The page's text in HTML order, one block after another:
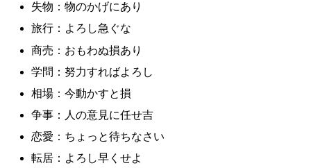
失物：物のかげにあり
旅行：よろし急ぐな
商売：おもわぬ損あり
学問：努力すればよろし
相場：今動かすと損
争事：人の意見に任せ吉
恋愛：ちょっと待ちなさい
転居：よろし早くせよ